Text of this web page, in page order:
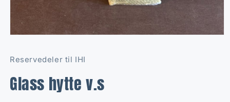
in
Reservedeler til IHI
Glass hytte v.s